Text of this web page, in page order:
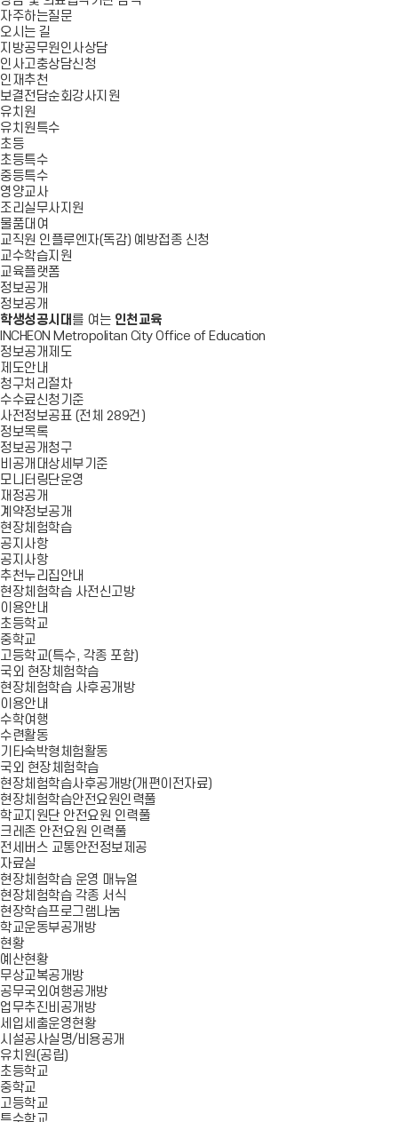
자주하는질문
오시는 길
지방공무원인사상담
인사고충상담신청
인재추천
보결전담순회강사지원
유치원
유치원특수
초등
초등특수
중등특수
영양교사
조리실무사지원
물품대여
교직원 인플루엔자(독감) 예방접종 신청
교수학습지원
교육플랫폼
정보공개
정보공개
학생성공시대 를 여는 인천교육
INCHEON Metropolitan City Office of Education
정보공개제도
제도안내
청구처리절차
수수료신청기준
사전정보공표 (전체 289건)
정보목록
정보공개청구
비공개대상세부기준
모니터링단운영
재정공개
계약정보공개
현장체험학습
공지사항
공지사항
추천누리집안내
현장체험학습 사전신고방
이용안내
초등학교
중학교
고등학교(특수, 각종 포함)
국외 현장체험학습
현장체험학습 사후공개방
이용안내
수학여행
수련활동
기타숙박형체험활동
국외 현장체험학습
현장체험학습사후공개방(개편이전자료)
현장체험학습안전요원인력풀
학교지원단 안전요원 인력풀
크레존 안전요원 인력풀
전세버스 교통안전정보제공
자료실
현장체험학습 운영 매뉴얼
현장체험학습 각종 서식
현장학습프로그램나눔
학교운동부공개방
현황
예산현황
무상교복공개방
공무국외여행공개방
업무추진비공개방
세입세출운영현황
시설공사실명/비용공개
유치원(공립)
초등학교
중학교
고등학교